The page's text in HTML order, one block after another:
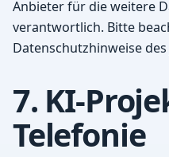
Anbieter für die weitere
verantwortlich. Bitte
Datenschutzhinweise
7. KI-
Telefonie